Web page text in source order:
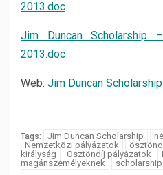
2013.doc
Jim Duncan Scholarship
2013.doc
Web: Jim Duncan Scholarship
Tags: Jim Duncan Scholarship
Nemzetközi pályázatok
királyság
Ösztöndíj pályázatok
magánszemélyeknek
scholarship